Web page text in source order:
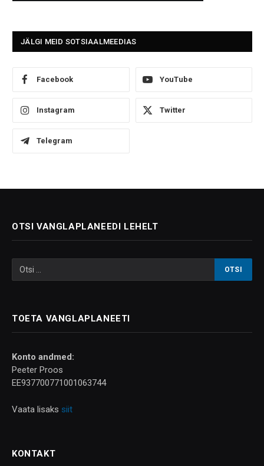
JÄLGI MEID SOTSIAALMEEDIAS
Facebook YouTube
Instagram Twitter
Telegram
OTSI VANGLAPLANEEDI LEHELT
TOETA VANGLAPLANEETI
Konto andmed:
Peeter Proos
EE937700771001063744
Vaata lisaks siit
KONTAKT